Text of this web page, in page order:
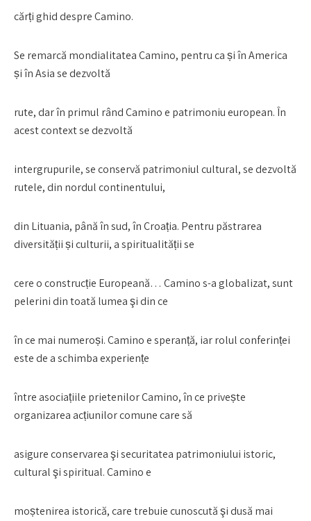
cărți ghid despre Camino.
Se remarcă mondialitatea Camino, pentru ca și în America
și în Asia se dezvoltă
rute, dar în primul rând Camino e patrimoniu european. În
acest context se dezvoltă
intergrupurile, se conservă patrimoniul cultural, se dezvoltă
rutele, din nordul continentului,
din Lituania, până în sud, în Croația. Pentru păstrarea
diversității și culturii, a spiritualității se
cere o construcție Europeană… Camino s-a globalizat, sunt
pelerini din toată lumea şi din ce
în ce mai numeroși. Camino e speranță, iar rolul conferinței
este de a schimba experiențe
între asociațiile prietenilor Camino, în ce privește
organizarea acțiunilor comune care să
asigure conservarea şi securitatea patrimoniului istoric,
cultural şi spiritual. Camino e
moștenirea istorică, care trebuie cunoscută şi dusă mai